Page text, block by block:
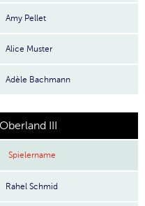
Amy Pellet
Alice Muster
Adèle Bachmann
III
Spielername
Rahel Schmid